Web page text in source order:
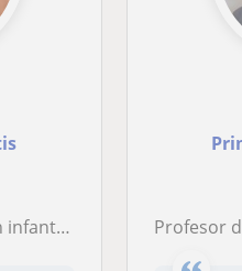
de estas edades.
Profesor de